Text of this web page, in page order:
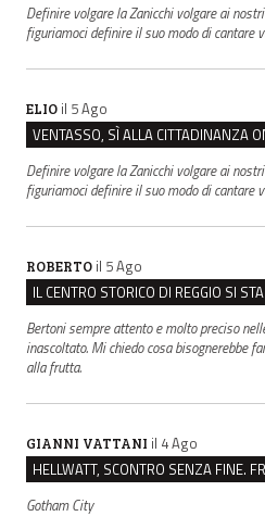
Definire volgare la Zanicchi volgare ai
figuriamoci definire il suo modo di cantare
ELIO il 5 Ago
Definire volgare la Zanicchi volgare ai
figuriamoci definire il suo modo di cantare
ROBERTO il 5 Ago
Bertoni sempre attento e molto preciso
inascoltato. Mi chiedo cosa bisognerebbe
alla frutta.
GIANNI VATTANI il 4 Ago
Gotham City